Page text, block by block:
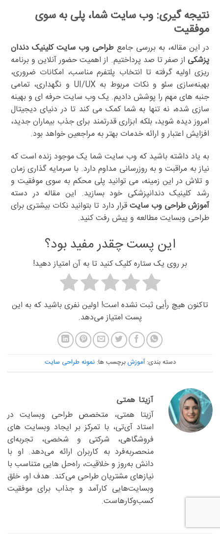
نتیجه گیری: وب سایت شما، پلی به سوی
موفقیت
در این مقاله، به بررسی جامعطراحی وب سایت کلینیک دندان
پزشکی از صفر تا صد پرداختیم. از اهمیت حضور آنلاین و برنامه
ریزی اولیه گرفته تا انتخاب پلتفرم مناسب، امکانات ضروری،
بهینه‌سازی سئو و نکات مربوط به UI/UX و نگهداری، تمامی
جنبه های مهم را پوشش دادیم. یک وب سایت حرفه ای و بهینه
سازی شده، نه تنها به شما کمک می کند تا در دنیای دیجیتال
امروز دیده شوید، بلکه ابزاری قدرتمند برای جذب بیماران جدید،
افزایش اعتبار و ارائه خدمات بهتر به مراجعین خواهد بود.
به یاد داشته باشید که وب سایت شما یک موجود زنده است که
نیاز به مراقبت و به روزرسانی مداوم دارد. با سرمایه گذاری زمان
و تلاش در این زمینه، می توانید پلی محکم به سوی موفقیت و
رشد کلینیک دندانپزشکی خود بسازید. این مقاله در دسته
آموزش طراحی وب سایتقرار دارد تا بتوانید نکات بیشتری برای
طراحی وبسایت مطالعه و پیش رفت کنید.
این پست چقدر مفید بود؟
بر روی یک ستاره کلیک کنید تا به آن امتیاز دهید!
تاکنون هیچ رأیی ثبت نشده است! اولین نفری باشید که به این
پست امتیاز می‌دهد.
دسته بندی:آموزشبرچسب ها:نمونه طراحی سایت
آزیتا همتی
آزیتا همتی، متخصص طراحی وبسایت در
استاد آی‌تی، با تمرکز بر ایجاد وبسایت های
فروشگاهی، شرکتی و شخصی، تجربه‌ای
منحصربه‌فرد به کاربران ارائه می‌دهد. او با
دانش به‌روز و خلاقیت، راه‌حل هایی متناسب با
نیازهای مشتریان طراحی می‌کند. هدف او، خلق
وبسایت‌هایی کارآمد و جذاب برای موفقیت
کسب‌وکارهاست.